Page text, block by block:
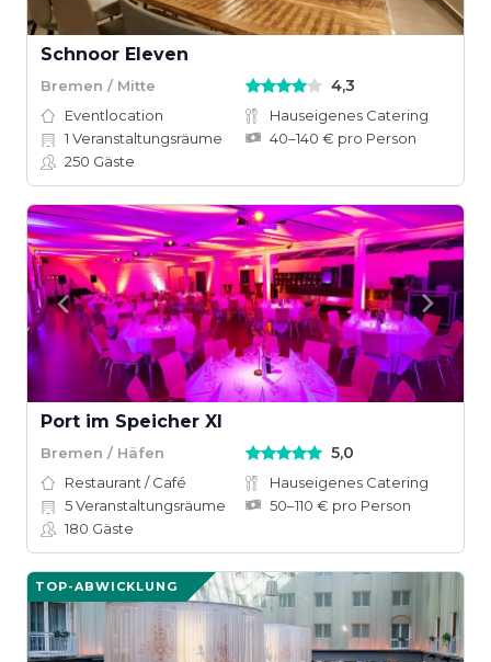
Schnoor Eleven
Bremen / Mitte 4,3
Eventlocation
Hauseigenes Catering
1 Veranstaltungsräume
40–140 € pro Person
250 Gäste
Port im Speicher XI
Bremen / Häfen 5,0
Restaurant / Café
Hauseigenes Catering
5Veranstaltungsräume
50–110 € pro Person
180 Gäste
TOP-ABWICKLUNG